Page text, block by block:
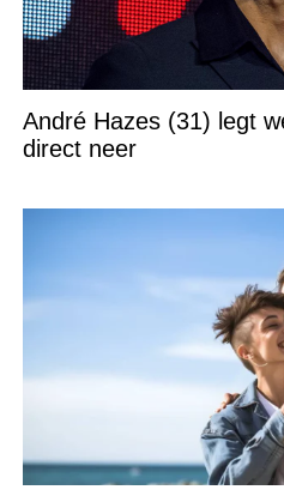
André Hazes (31) legt
direct neer